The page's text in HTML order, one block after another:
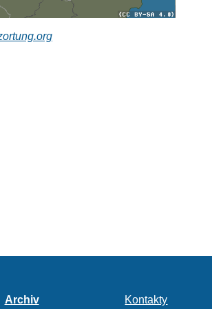
Archiv Kontakty